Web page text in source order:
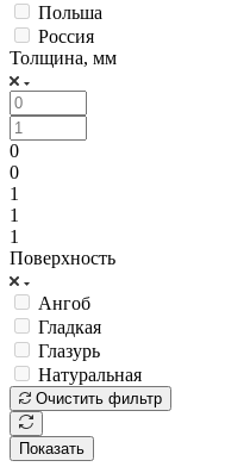
Польша
Россия
Толщина, мм
0
0
1
1
1
Поверхность
Ангоб
Гладкая
Глазурь
Натуральная
Очистить фильтр
Показать